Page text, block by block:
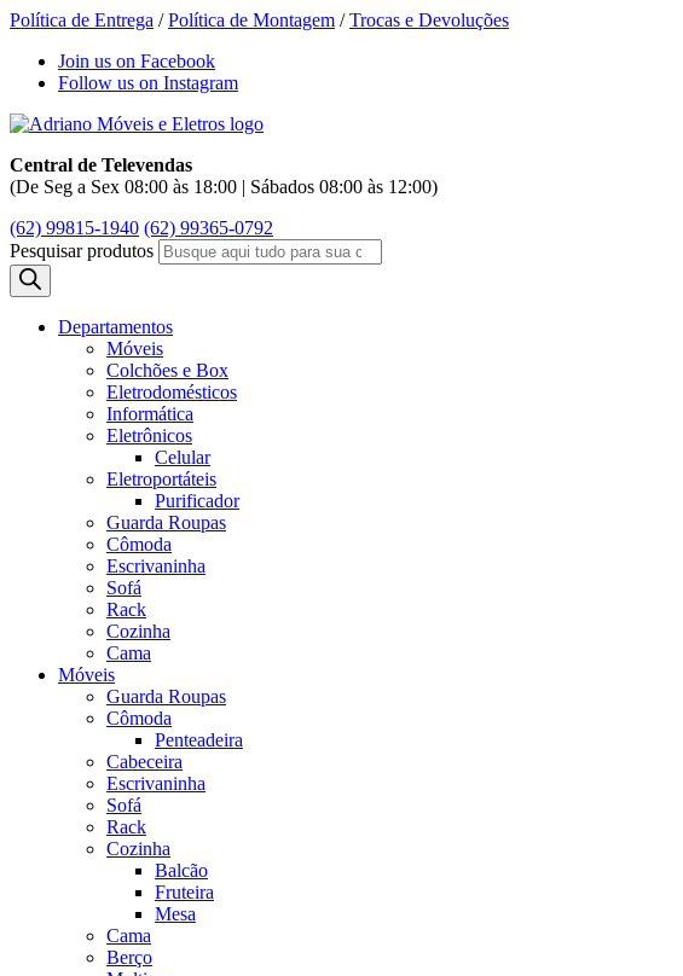
Política de Entrega /Política de Montagem /Trocas e Devoluções
Join us on Facebook
Follow us on Instagram
Central de Televendas
(De Seg a Sex 08:00 às 18:00 | Sábados 08:00 às 12:00)
(62) 99815-1940 (62) 99365-0792
Pesquisar produtos
Departamentos
Móveis
Colchões e Box
Eletrodomésticos
Informática
Eletrônicos
Celular
Eletroportáteis
Purificador
Guarda Roupas
Cômoda
Escrivaninha
Sofá
Rack
Cozinha
Cama
Móveis
Guarda Roupas
Cômoda
Penteadeira
Cabeceira
Escrivaninha
Sofá
Rack
Cozinha
Balcão
Fruteira
Mesa
Cama
Berço